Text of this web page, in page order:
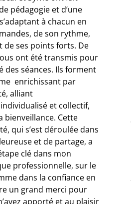
pédagogie et d’une
à chacun en
deson rythme,
de ses points forts. De
ont été transmis pour
des séances. Ils forment
enrichissant par
alliant
et collectif,
bienveillance. Cette
qui s’est déroulée dans
et de partage, a
clé dans mon
professionnelle, sur le
dans la confiance en
un grand merci pour
apporté et au plaisir